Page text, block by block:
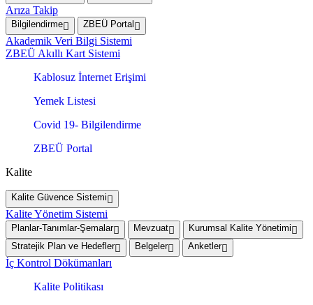
Arıza Takip
Bilgilendirme ZBEÜ Portal
Akademik Veri Bilgi Sistemi
ZBEÜ Akıllı Kart Sistemi
Kablosuz İnternet Erişimi
Yemek Listesi
Covid 19- Bilgilendirme
ZBEÜ Portal
Kalite
Kalite Güvence Sistemi
Kalite Yönetim Sistemi
Planlar-Tanımlar-Şemalar Mevzuat
Kurumsal Kalite Yönetimi
Stratejik Plan ve Hedefler
Belgeler Anketler
İç Kontrol Dökümanları
Kalite Politikası